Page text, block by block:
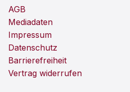
AGB
Mediadaten
Impressum
Datenschutz
Barrierefreiheit
Vertrag widerrufen